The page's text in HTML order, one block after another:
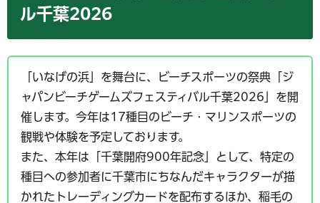
ル千葉2026
「いなげの浜」を舞台に、ビーチスポーツの祭典「ジ
ャパンビーチゲームズフェスティバル千葉2026」を開
催します。今年は17種目のビーチ・マリンスポーツの
観戦や体験を予定しております。
また、本年は「千葉開府900年記念」として、特定の
種目への参加者に千葉市にちなんだキャラクターが描
かれたトレーディングカードを配布するほか、稲毛の